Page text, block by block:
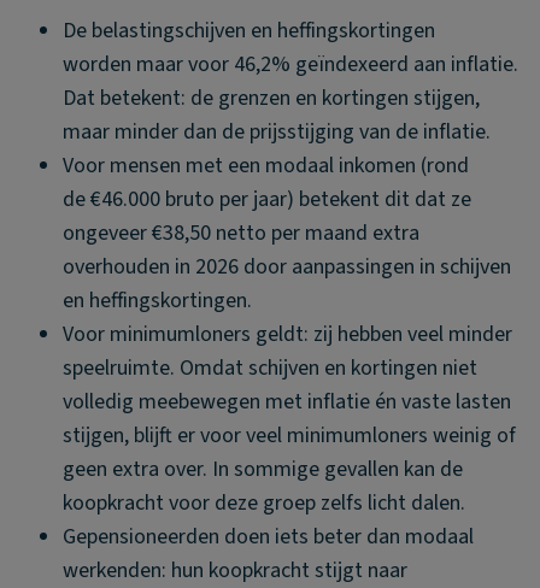
De belastingschijven en heffingskortingen
worden maar voor 46,2% geïndexeerd aan inflatie.
Dat betekent: de grenzen en kortingen stijgen,
maar minder dan de prijsstijging van de inflatie.
Voor mensen met een modaal inkomen (rond
de €46.000 bruto per jaar) betekent dit dat ze
ongeveer €38,50 netto per maand extra
overhouden in 2026 door aanpassingen in schijven
en heffingskortingen.
Voor minimumloners geldt: zij hebben veel minder
speelruimte. Omdat schijven en kortingen niet
volledig meebewegen met inflatie én vaste lasten
stijgen, blijft er voor veel minimumloners weinig of
geen extra over. In sommige gevallen kan de
koopkracht voor deze groep zelfs licht dalen.
Gepensioneerden doen iets beter dan modaal
werkenden: hun koopkracht stijgt naar